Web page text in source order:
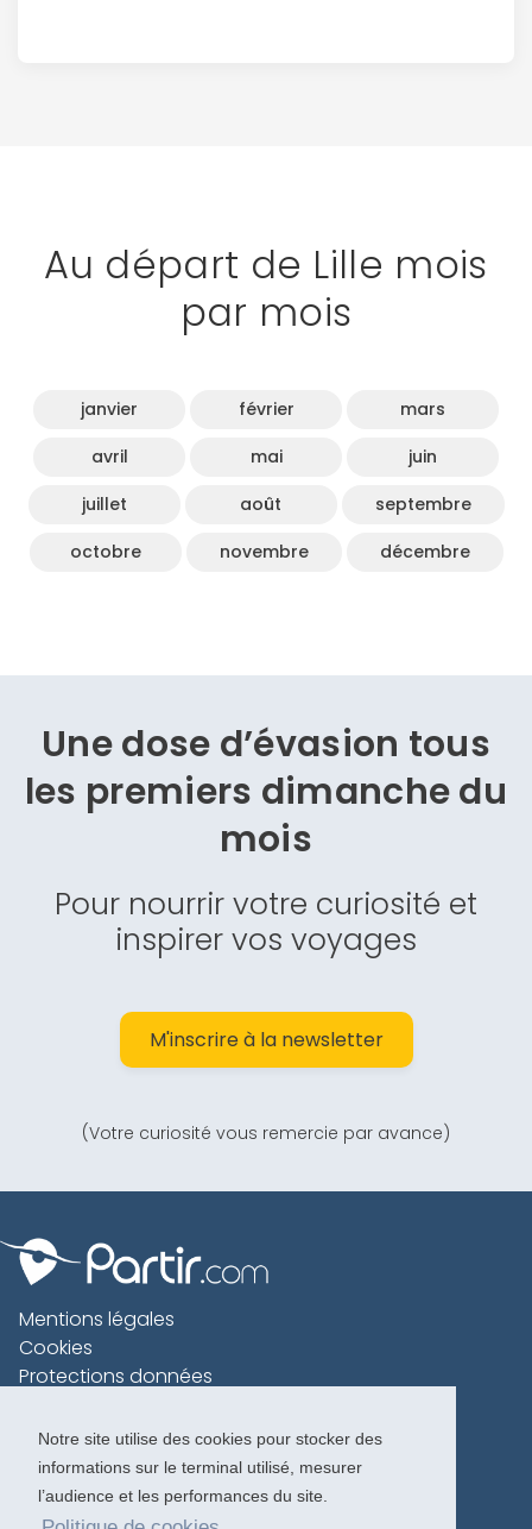
Notre site utilise des cookies pour stocker des
informations sur le terminal utilisé, mesurer
l’audience et les performances du site.
Au départ de Lille mois
par mois
janvier février
mars
avril
mai
juin
juillet
août
septembre
octobre
novembre décembre
Une dose d’évasion tous
les premiers dimanche du
mois
Pour nourrir votre curiosité et
inspirer vos voyages
M'inscrire à la newsletter
(Votre curiosité vous remercie par avance)
Mentions légales
Cookies
Protections données
Charte voyageur
Copyright 1996-2026